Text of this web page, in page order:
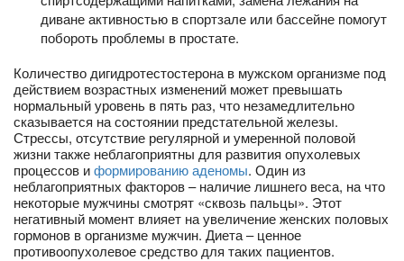
диване активностью в спортзале или бассейне помогут
побороть проблемы в простате.
Количество дигидротестостерона в мужском организме под
действием возрастных изменений может превышать
нормальный уровень в пять раз, что незамедлительно
сказывается на состоянии предстательной железы.
Стрессы, отсутствие регулярной и умеренной половой
жизни также неблагоприятны для развития опухолевых
процессов иформированию аденомы. Один из
неблагоприятных факторов – наличие лишнего веса, на что
некоторые мужчины смотрят «сквозь пальцы». Этот
негативный момент влияет на увеличение женских половых
гормонов в организме мужчин. Диета – ценное
противоопухолевое средство для таких пациентов.